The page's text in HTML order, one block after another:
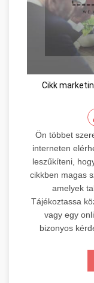
Cikk
Ön többet
interneten
leszűkíteni,
cikkben magas
amelyek
Tájékoztassa
vagy egy
bizonyos